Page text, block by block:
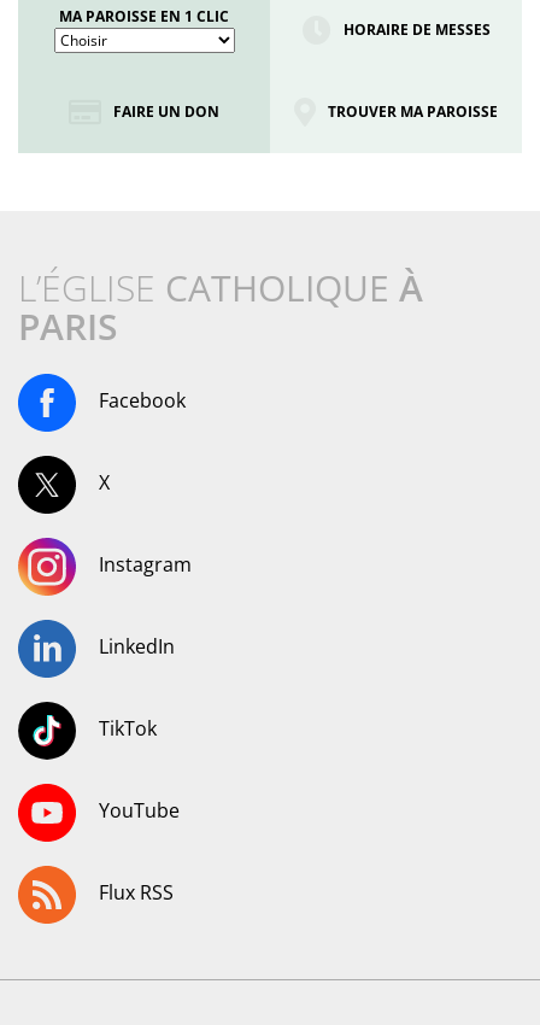
MA PAROISSE EN 1 CLIC
HORAIRE DE MESSES
FAIRE UN DON TROUVER MA PAROISSE
L’ÉGLISE CATHOLIQUE À
PARIS
Facebook
X
Instagram
LinkedIn
TikTok
YouTube
Flux RSS